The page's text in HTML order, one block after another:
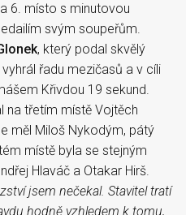
6. místo s minutovou
svým soupeřům.
, který podal skvělý
řadu mezičasů a v cíli
Křivdou 19 sekund.
na třetím místě Vojtěch
měl Miloš Nykodým, pátý
místě byla se stejným
Hlaváč a Otakar Hirš.
jsem nečekal. Stavitel tratí
hodně vzhledem k tomu,